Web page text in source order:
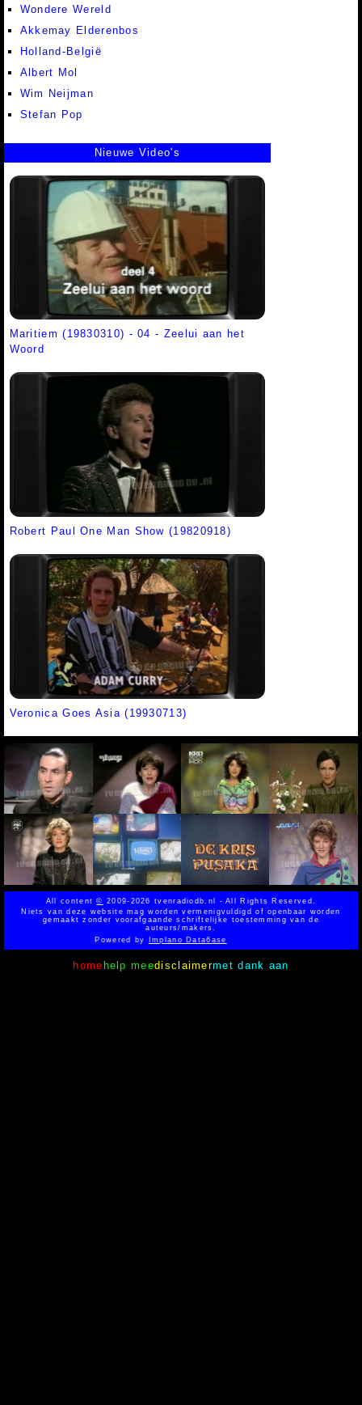
Wondere Wereld
Akkemay Elderenbos
Holland-België
Albert Mol
Wim Neijman
Stefan Pop
Nieuwe Video's
Maritiem (19830310) - 04 - Zeelui aan het
Woord
Robert Paul One Man Show (19820918)
Veronica Goes Asia (19930713)
All content© 2009-2026 tvenradiodb.nl - All Rights Reserved.
Niets van deze website mag worden vermenigvuldigd of openbaar worden
gemaakt zonder voorafgaande schriftelijke toestemming van de
auteurs/makers.
Powered by Implano Data6ase
home help meedisclaimermet dank aan